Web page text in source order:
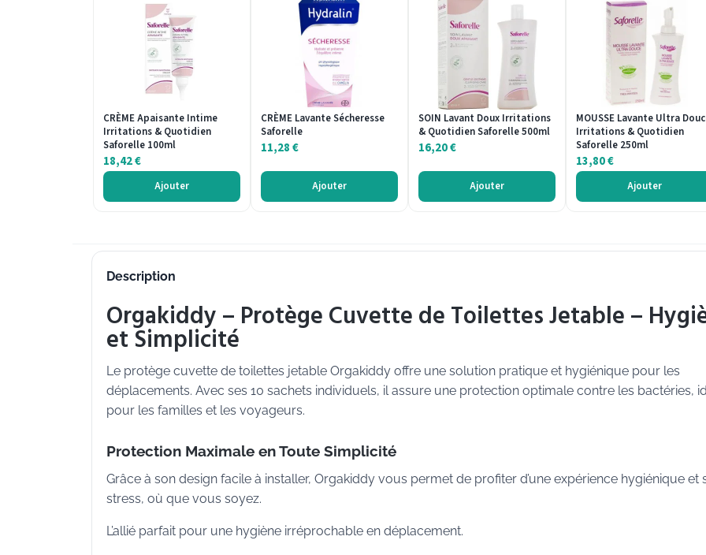
CRÈME Apaisante Intime
Irritations & Quotidien
Saforelle 100ml
18,42€
Ajouter
CRÈME Lavante Sécheresse
Saforelle
11,28€
Ajouter
SOIN Lavant Doux Irritations
& Quotidien Saforelle 500ml
16,20€
Ajouter
MOUSSE Lavante Ultra
Irritations & Quotidien
Saforelle 250ml
13,80€
Ajouter
Description
Orgakiddy – Protège Cuvette de Toilettes Jetable –
et Simplicité
Le protège cuvette de toilettes jetable Orgakiddy offre une solution pratique et hygiénique pour les
déplacements. Avec ses 10 sachets individuels, il assure une protection optimale contre les bactéries,
pour les familles et les voyageurs.
Protection Maximale en Toute Simplicité
Grâce à son design facile à installer, Orgakiddy vous permet de profiter d’une expérience hygiénique et
stress, où que vous soyez.
L’allié parfait pour une hygiène irréprochable en déplacement.